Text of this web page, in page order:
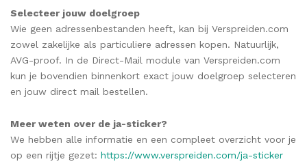
Selecteer jouw doelgroep
Wie geen adressenbestanden heeft, kan bij Verspreiden.com
zowel zakelijke als particuliere adressen kopen. Natuurlijk,
AVG-proof. In de Direct-Mail module van Verspreiden.com
kun je bovendien binnenkort exact jouw doelgroep selecteren
en jouw direct mail bestellen.
Meer weten over de ja-sticker?
We hebben alle informatie en een compleet overzicht voor je
op een rijtje gezet: https://www.verspreiden.com/ja-sticker